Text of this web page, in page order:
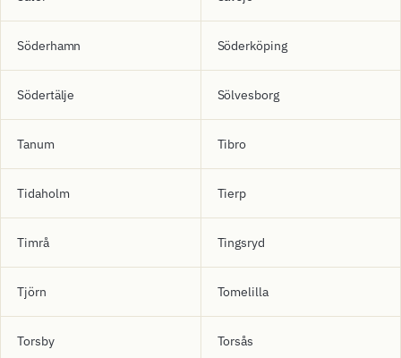
Söderhamn Söderköping
Södertälje Sölvesborg
Tanum Tibro
Tidaholm Tierp
Timrå Tingsryd
Tjörn Tomelilla
Torsby Torsås